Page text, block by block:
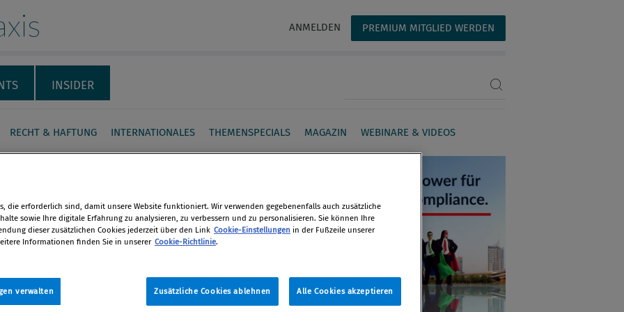
ANMELDEN PREMIUM MITGLIED WERDEN
INSIDER
RECHT & HAFTUNG INTERNATIONALES THEMENSPECIALS MAGAZIN WEBINARE & VIDEOS
Ruttenstorfer, Vorstandschef
Euro, kurz danach stieg der Kurs
die erforderlich sind, damit unsere Website funktioniert. Wir verwenden gegebenenfalls auch zusätzliche
sowie Ihre digitale Erfahrung zu analysieren, zu verbessern und zu personalisieren. Sie können Ihre
dieser zusätzlichen Cookies jederzeit über den Link Cookie-Einstellungen in der Fußzeile unserer
Informationen finden Sie in unserer Cookie-Richtlinie.
Zusätzliche Cookies ablehnen Alle Cookies akzeptieren
verwalten